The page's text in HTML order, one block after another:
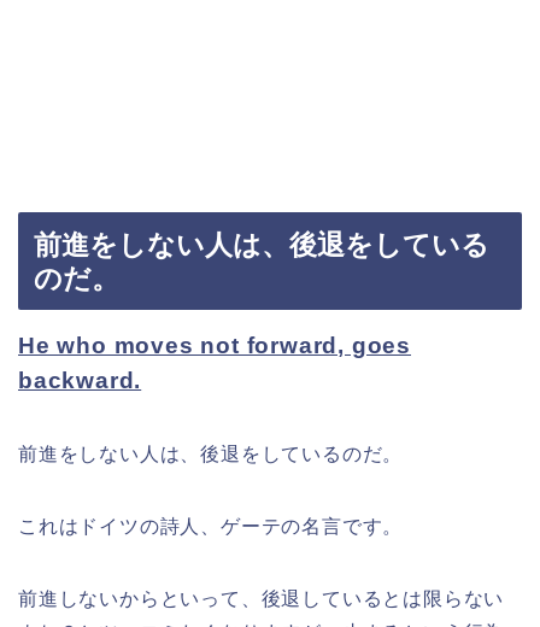
前進をしない人は、後退をしている
のだ。
He who moves not forward, goes
backward.
前進をしない人は、後退をしているのだ。
これはドイツの詩人、ゲーテの名言です。
前進しないからといって、後退しているとは限らない